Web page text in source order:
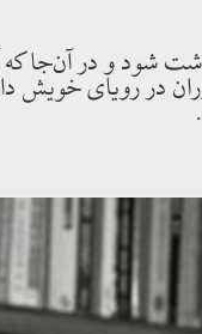
شود و در آن‌جا
در روياى خويش